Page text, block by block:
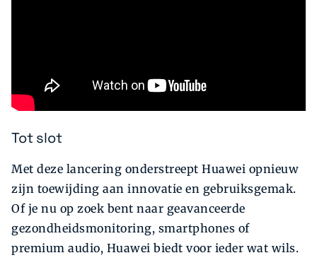
Tot slot
Met deze lancering onderstreept Huawei opnieuw
zijn toewijding aan innovatie en gebruiksgemak.
Of je nu op zoek bent naar geavanceerde
gezondheidsmonitoring, smartphones of
premium audio, Huawei biedt voor ieder wat wils.